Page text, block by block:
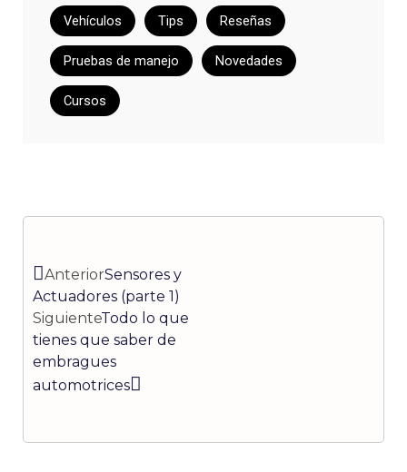
Vehículos Tips Reseñas
Pruebas de manejo Novedades
Cursos
AnteriorSensores y
Actuadores (parte 1)
SiguienteTodo lo que
tienes que saber de
embragues
automotrices